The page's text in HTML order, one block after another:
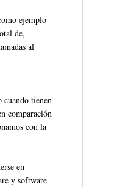
ejemplo
de,
al
cuando tienen
comparación
con la
en
y software